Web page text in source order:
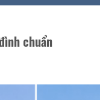
chuẩn